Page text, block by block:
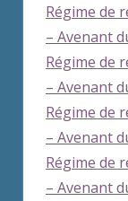
Régime de
– Avenant
Régime de
– Avenant
Régime de
– Avenant
Régime de
– Avenant